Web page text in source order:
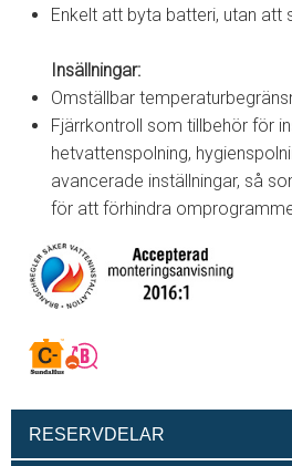
Enkelt att byta batteri, utan att
Insällningar:
Omställbar
Fjärrkontroll som tillbehör för
hetvattenspolning,
avancerade inställningar, så
för att förhindra
RESERVDELAR